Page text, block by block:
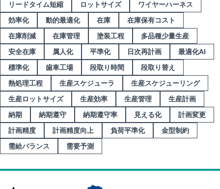
リードタイム短縮
ロットサイズ
ワイヤーハーネス
効率化
動的最適化 在庫
在庫保有コスト
在庫削減
在庫管理 塗装工程
多品種少量生産
安全在庫
属人化 平準化 日次再計画
最適化AI
標準化
歯車工場 段取り時間
段取り替え
熱処理工程
生産スケジューラ
生産スケジューリング
生産ロットサイズ
生産効率 生産管理
生産計画
納期
納期遵守 納期遵守率 見える化
計画変更
計画精度
計画精度向上 負荷平準化
金型制約
需給バランス
需要予測